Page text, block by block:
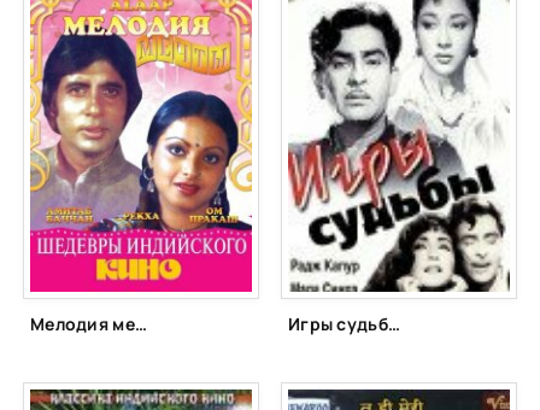
Мелодия мечты (1977) Игры судьбы (1959)